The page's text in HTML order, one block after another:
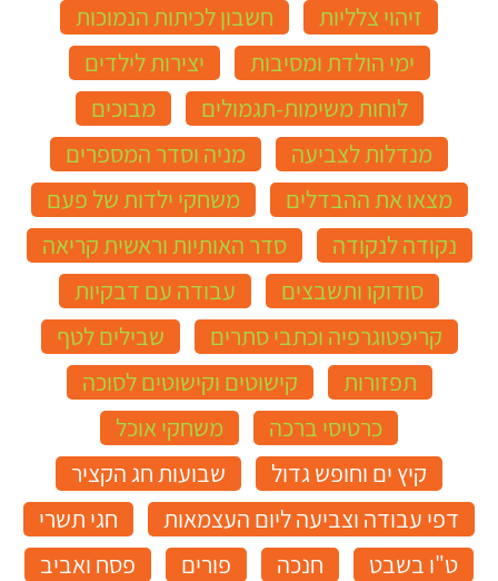
זיהוי צלליות
חשבון לכיתות הנמוכות
ימי הולדת ומסיבות
יצירות לילדים
לוחות משימות-תגמולים
מבוכים
מנדלות לצביעה
מניה וסדר המספרים
מצאו את ההבדלים
משחקי ילדות של פעם
נקודה לנקודה
סדר האותיות וראשית קריאה
סודוקו ותשבצים
עבודה עם דבקיות
קריפטוגרפיה וכתבי סתרים
שבילים לטף
תפזורות
קישוטים וקישוטים לסוכה
כרטיסי ברכה
משחקי אוכל
קיץ ים וחופש גדול
שבועות חג הקציר
דפי עבודה וצביעה ליום העצמאות
חגי תשרי
ט"ו בשבט
חנכה פורים פסח ואביב